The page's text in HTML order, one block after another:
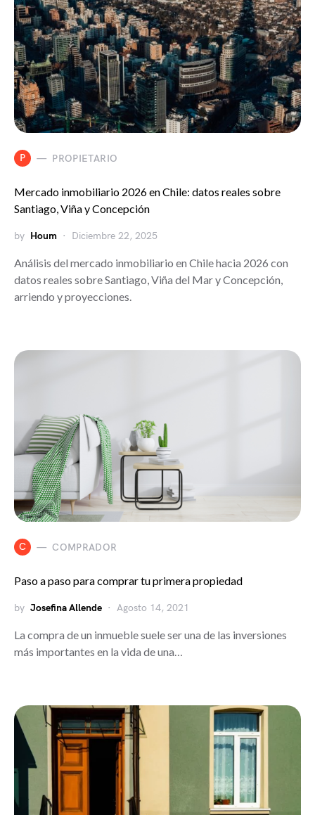
P PROPIETARIO
Mercado inmobiliario 2026 en Chile: datos reales sobre
Santiago, Viña y Concepción
by Houm Diciembre 22, 2025
Análisis del mercado inmobiliario en Chile hacia 2026 con
datos reales sobre Santiago, Viña del Mar y Concepción,
arriendo y proyecciones.
C COMPRADOR
Paso a paso para comprar tu primera propiedad
by Josefina Allende Agosto 14, 2021
La compra de un inmueble suele ser una de las inversiones
más importantes en la vida de una…